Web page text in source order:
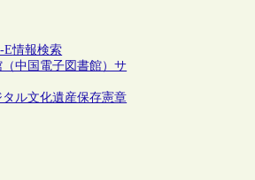
E情報検索
中国電子図書館）サ
ル文化遺産保存憲章